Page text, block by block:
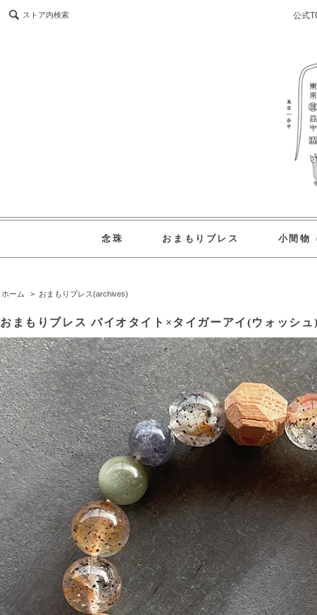
公式
ストア内検索
念珠 おまもりブレス 小間物
ホーム > おまもりブレス(archives)
おまもりブレス バイオタイト×タイガーアイ(ウォッシュ)